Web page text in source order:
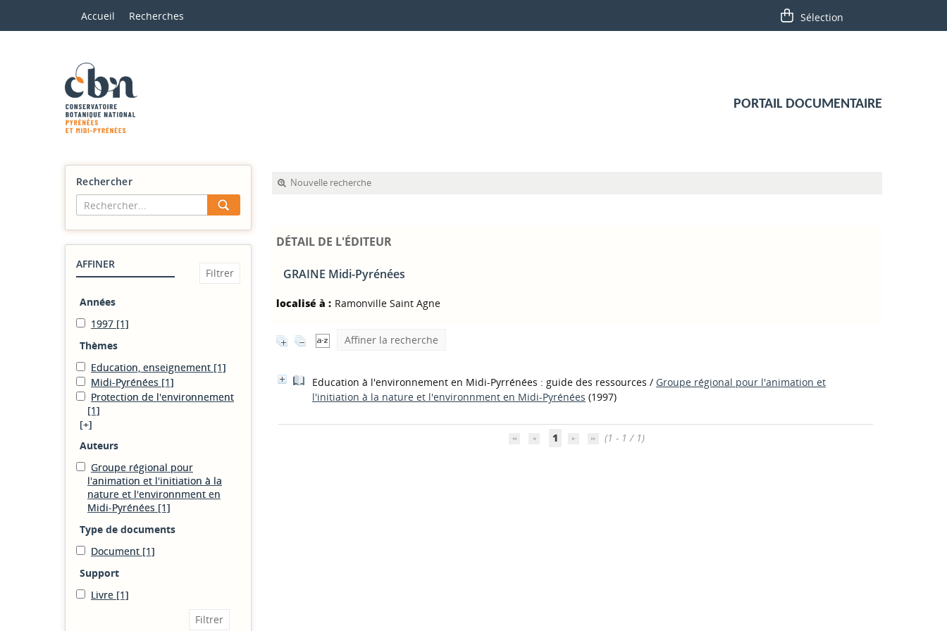
Accueil Recherches
PORTAIL DOCUMENTAIRE
Rechercher
AFFINER
Années
1997 [1]
Thèmes
Education, enseignement [1]
Midi-Pyrénées [1]
Protection de l'environnement
[1]
[+]
Auteurs
Groupe régional pour
l'animation et l'initiation à la
nature et l'environnment en
Midi-Pyrénées [1]
Type de documents
Document [1]
Support
Livre [1]
Nouvelle recherche
DÉTAIL DE L'ÉDITEUR
GRAINE Midi-Pyrénées
localisé à : Ramonville Saint Agne
Affiner la recherche
Education à l'environnement en Midi-Pyrrénées : guide des ressources / Groupe régional pour l'animation et
l'initiation à la nature et l'environnment en Midi-Pyrénées (1997)
1 (1 - 1 / 1)